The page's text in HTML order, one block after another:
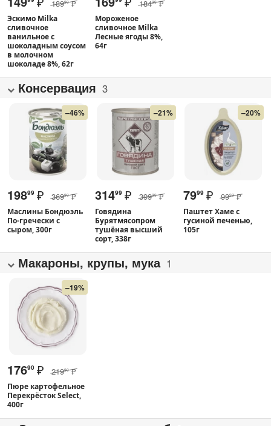
18999 ₽
Эскимо Milka
сливочное
ванильное с
шоколадным соусом
в молочном
шоколаде 8%, 62г
18499 ₽
Мороженое
сливочное Milka
Лесные ягоды 8%,
64г
Консервация 3
–46%
19899 ₽ 36999 ₽
Маслины Бондюэль
По-гречески с
сыром, 300г
–21%
31499 ₽ 39999 ₽
Говядина
Бурятмясопром
тушёная высший
сорт, 338г
–20%
7999 ₽ 9999 ₽
Паштет Хаме с
гусиной печенью,
105г
Макароны, крупы, мука 1
–19%
17690 ₽ 21999 ₽
Пюре картофельное
Перекрёсток Select,
400г